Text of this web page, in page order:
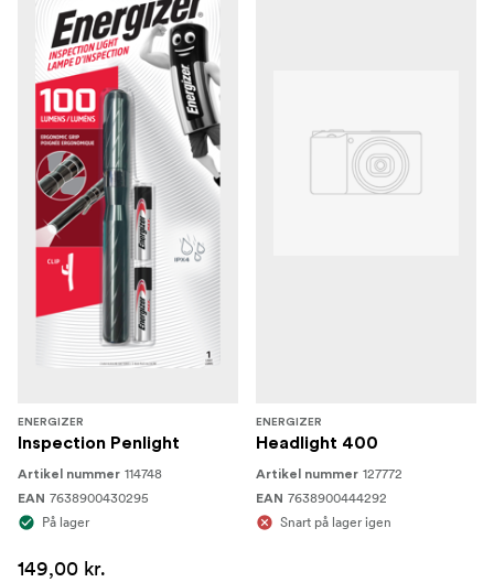
ENERGIZER
Inspection Penlight
Artikel nummer 114748
EAN 7638900430295
På lager
149,00 kr.
ENERGIZER
Headlight 400
Artikel nummer 127772
EAN 7638900444292
Snart på lager igen